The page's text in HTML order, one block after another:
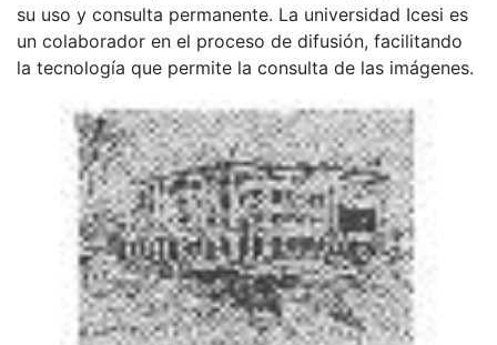
su uso y consulta permanente. La universidad Icesi es
un colaborador en el proceso de difusión, facilitando
la tecnología que permite la consulta de las imágenes.